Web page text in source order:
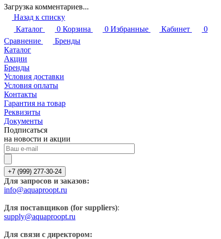
Загрузка комментариев...
Назад к списку
Каталог
0 Корзина 0 Избранные Кабинет
0
Сравнение
Бренды
Каталог
Акции
Бренды
Условия доставки
Условия оплаты
Контакты
Гарантия на товар
Реквизиты
Документы
Подписаться
на новости и акции
+7 (999) 277-30-24
Для запросов и заказов:
info@aquaproopt.ru
Для поставщиков (for suppliers):
supply@aquaproopt.ru
Для связи с директором: